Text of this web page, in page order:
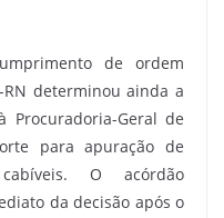
de ordem
determinou ainda a
Procuradoria-Geral de
para apuração de
O acórdão
da decisão após o